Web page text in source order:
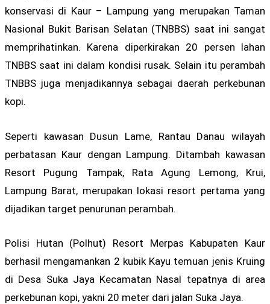
konservasi di Kaur – Lampung yang merupakan Taman
Nasional Bukit Barisan Selatan (TNBBS) saat ini sangat
memprihatinkan. Karena diperkirakan 20 persen lahan
TNBBS saat ini dalam kondisi rusak. Selain itu perambah
TNBBS juga menjadikannya sebagai daerah perkebunan
kopi.
Seperti kawasan Dusun Lame, Rantau Danau wilayah
perbatasan Kaur dengan Lampung. Ditambah kawasan
Resort Pugung Tampak, Rata Agung Lemong, Krui,
Lampung Barat, merupakan lokasi resort pertama yang
dijadikan target penurunan perambah.
Polisi Hutan (Polhut) Resort Merpas Kabupaten Kaur
berhasil mengamankan 2 kubik Kayu temuan jenis Kruing
di Desa Suka Jaya Kecamatan Nasal tepatnya di area
perkebunan kopi, yakni 20 meter dari jalan Suka Jaya.